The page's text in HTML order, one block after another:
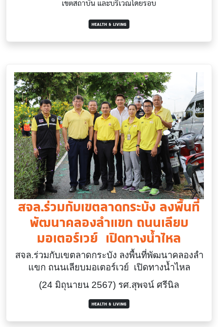
เขตสถาบัน และบริเวณโดยรอบ
HEALTH & LIVING
สจล.ร่วมกับเขตลาดกระบัง ลงพื้นที่
พัฒนาคลองลำแขก ถนนเลียบ
มอเตอร์เวย์ เปิดทางน้ำไหล
สจล.ร่วมกับเขตลาดกระบัง ลงพื้นที่พัฒนาคลองลำ
แขก ถนนเลียบมอเตอร์เวย์ เปิดทางน้ำไหล
(24 มิถุนายน 2567) รศ.สุพจน์ ศรีนิล
HEALTH & LIVING